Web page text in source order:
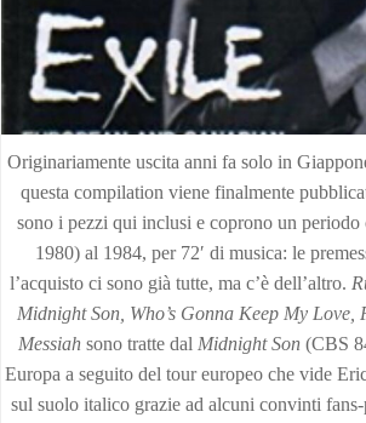
Originariamente uscita anni fa solo in
questa compilation viene finalmente
sono i pezzi qui inclusi e coprono un periodo
1980) al 1984, per 72′ di musica: le
l’acquisto ci sono già tutte, ma c’è dell’altro.
Midnight Son, Who’s Gonna Keep My
Messiahsono tratte dal Midnight Son(CBS
Europa a seguito del tour europeo che vide
sul suolo italico grazie ad alcuni convinti fans-